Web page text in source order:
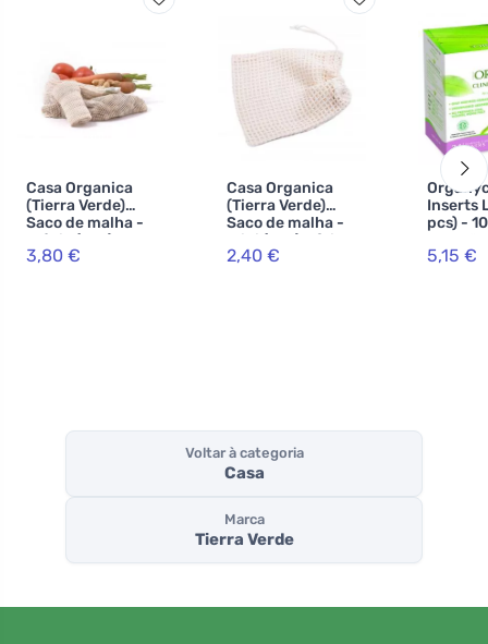
Casa Organica
(Tierra Verde)
Saco de malha -
médio (1 pc)
3,80 €
Casa Organica
(Tierra Verde)
Saco de malha -
mini (1 pc) - feito
de algodão
2,40 €
Inserts
pcs) -
5,15 €
Voltar à categoria
Casa
Marca
Tierra Verde